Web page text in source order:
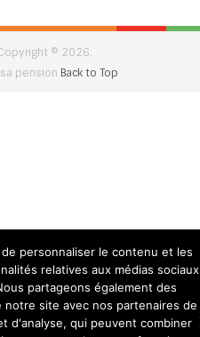
© 2026.
pension Back to Top
personnaliser le contenu et les
relatives aux médias sociaux
partageons également des
site avec nos partenaires de
d'analyse, qui peuvent combiner